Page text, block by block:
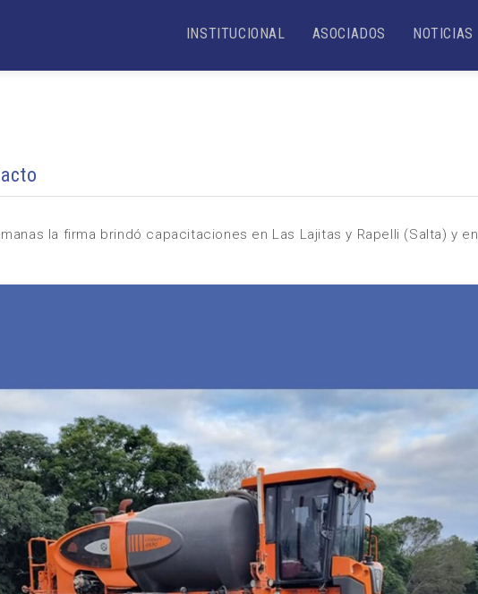
INSTITUCIONAL ASOCIADOS NOTICIAS
la firma brindó capacitaciones en Las Lajitas y Rapelli (Salta) y en